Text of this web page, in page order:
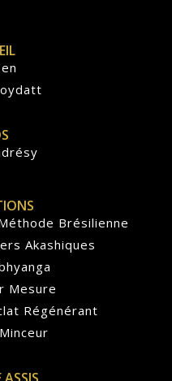
Brésilienne
Akashiques
Mesure
Régénérant